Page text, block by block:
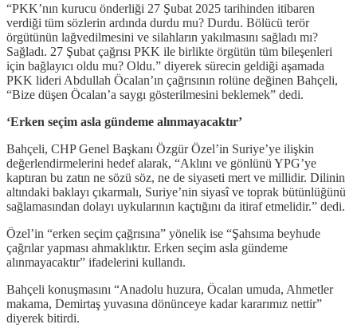
“PKK’nın kurucu önderliği 27 Şubat 2025 tarihinden itibaren
verdiği tüm sözlerin ardında durdu mu? Durdu. Bölücü terör
örgütünün lağvedilmesini ve silahların yakılmasını sağladı mı?
Sağladı. 27 Şubat çağrısı PKK ile birlikte örgütün tüm bileşenleri
için bağlayıcı oldu mu? Oldu.” diyerek sürecin geldiği aşamada
PKK lideri Abdullah Öcalan’ın çağrısının rolüne değinen Bahçeli,
“Bize düşen Öcalan’a saygı gösterilmesini beklemek” dedi.
‘Erken seçim asla gündeme alınmayacaktır’
Bahçeli, CHP Genel Başkanı Özgür Özel’in Suriye’ye ilişkin
değerlendirmelerini hedef alarak, “Aklını ve gönlünü YPG’ye
kaptıran bu zatın ne sözü söz, ne de siyaseti mert ve millidir. Dilinin
altındaki baklayı çıkarmalı, Suriye’nin siyasî ve toprak bütünlüğünü
sağlamasından dolayı uykularının kaçtığını da itiraf etmelidir.” dedi.
Özel’in “erken seçim çağrısına” yönelik ise “Şahsıma beyhude
çağrılar yapması ahmaklıktır. Erken seçim asla gündeme
alınmayacaktır” ifadelerini kullandı.
Bahçeli konuşmasını “Anadolu huzura, Öcalan umuda, Ahmetler
makama, Demirtaş yuvasına dönünceye kadar kararımız nettir”
diyerek bitirdi.